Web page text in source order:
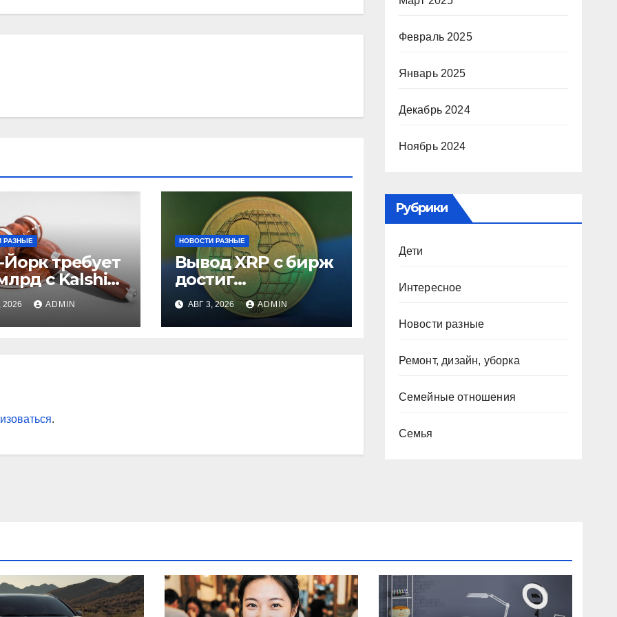
РАЗНЫЕ
требует
с Kalshi
2026 ADMIN
НОВОСТИ РАЗНЫЕ
Вывод XRP с бирж
достиг
рекордного
максимума за 5
лет
АВГ 3, 2026 ADMIN
.
Февраль 2025
Январь 2025
Декабрь 2024
Ноябрь 2024
Рубрики
Дети
Интересное
Новости разные
Ремонт, дизайн, уборка
Семейные отношения
Семья